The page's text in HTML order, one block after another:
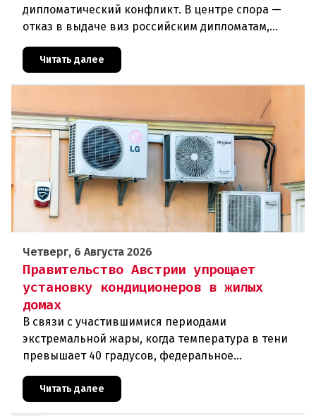
дипломатический конфликт. В центре спора —
отказ в выдаче виз российским дипломатам,
международных организаций, которые
Читать далее
Четверг, 6 Августа 2026
Правительство Австрии упрощает
установку кондиционеров в жилых
домах
В связи с участившимися периодами
экстремальной жары, когда температура в тени
превышает 40 градусов, федеральное
проблемы перегрева жилых помещений. В среду н
Читать далее